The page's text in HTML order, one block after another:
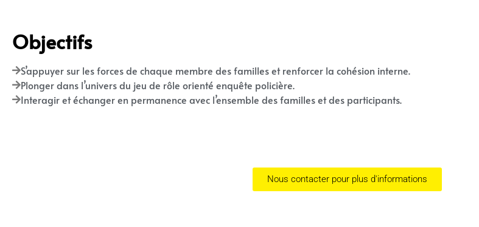
Objectifs
S’appuyer sur les forces de chaque membre des familles et renforcer la cohésion interne.
Plonger dans l’univers du jeu de rôle orienté enquête policière.
Interagir et échanger en permanence avec l’ensemble des familles et des participants.
Nous contacter pour plus d'informations